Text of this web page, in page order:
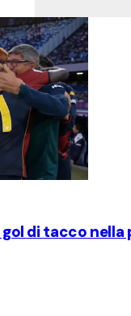
di tacco